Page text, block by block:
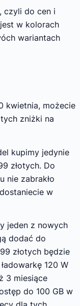
czyli do cen i
w kolorach
wariantach
kwietnia, możecie
zniżki na
kupimy jedynie
złotych. Do
nie zabrakło
w
jeden z nowych
dodać do
złotych będzie
120 W
3 miesiące
do 100 GB w